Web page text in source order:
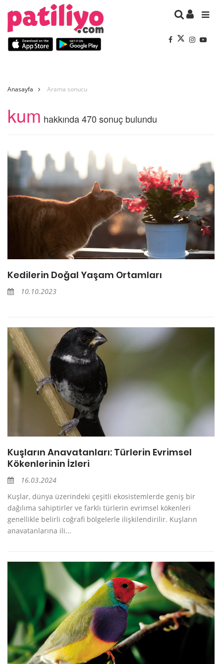
Anasayfa Arama sonucu
kum hakkında 470 sonuç bulundu
Kedilerin Doğal Yaşam Ortamları
10.10.2023
Kuşların Anavatanları: Türlerin Evrimsel
Kökenlerinin İzleri
16.03.2024
Kuşlar, dünya üzerindeki çeşitli ekosistemlerde geniş bir
dağılıma sahiptirler ve farklı türlerin evrimsel kökenleri
genellikle belirli coğrafi bölgelerle ilişkilendirilir. Kuşların
anavatanlarına ili...